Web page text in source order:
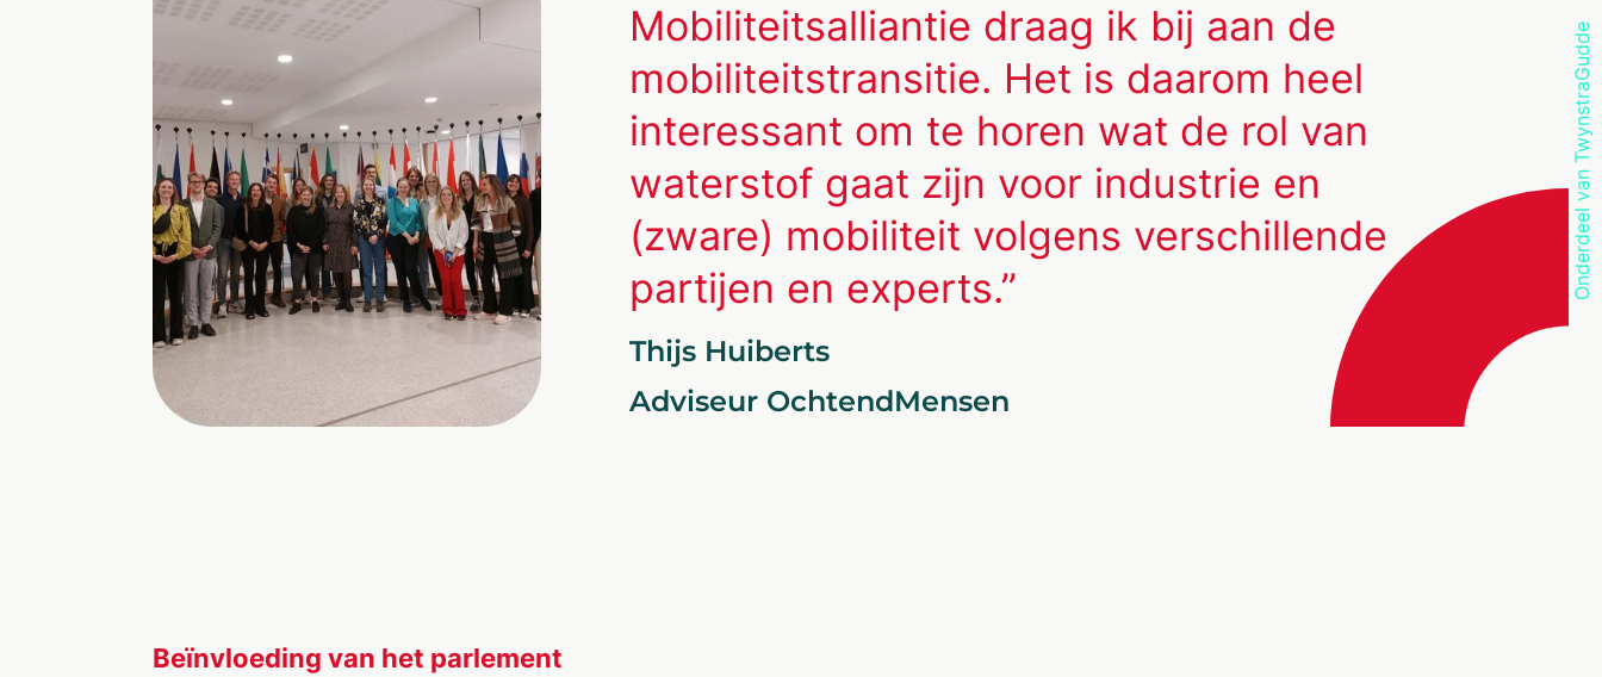
Mobiliteitsalliantie draag ik bij aan de
mobiliteitstransitie. Het is daarom heel
interessant om te horen wat de rol van
waterstof gaat zijn voor industrie en
(zware) mobiliteit volgens verschillende
partijen en experts.”
Thijs Huiberts
Adviseur OchtendMensen
Beïnvloeding van het parlement
Onderdeel van TwynstraGudde